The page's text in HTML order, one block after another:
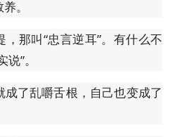
。
那叫“忠言逆耳”。有什么不
”。
了乱嚼舌根，自己也变成了